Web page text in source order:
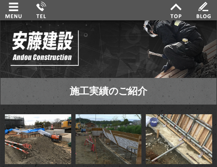
施工実績のご紹介